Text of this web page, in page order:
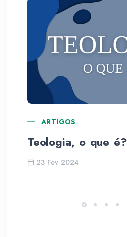
ARTIGOS
Teologia, o que é?
23 Fev 2024